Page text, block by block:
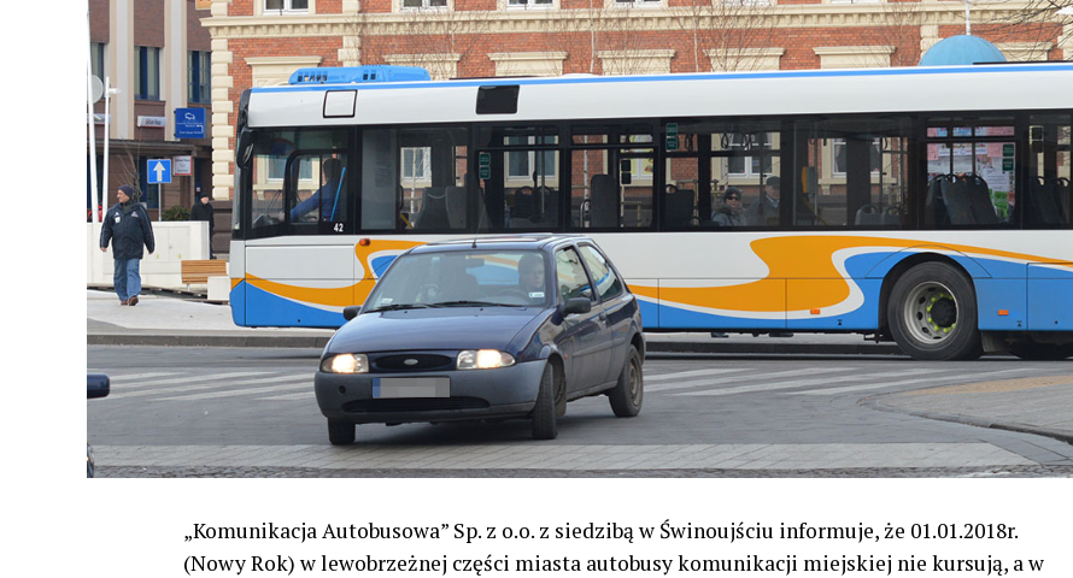
„Komunikacja Autobusowa” Sp. z o.o. z siedzibą w Świnoujściu informuje, że 01.01.2018r.
(Nowy Rok) w lewobrzeżnej części miasta autobusy komunikacji miejskiej nie kursują, a w